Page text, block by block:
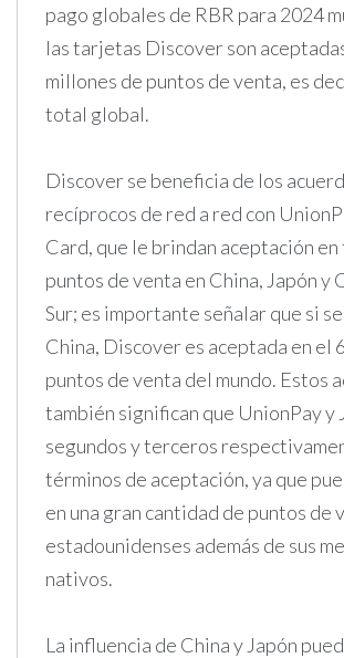
pago globales de RBR para 2024
las tarjetas Discover son
millones de puntos de venta, es
total global.
Discover se beneficia de los
recíprocos de red a red con
Card, que le brindan aceptación
puntos de venta en China, Japón y
Sur; es importante señalar que si
China, Discover es aceptada en el
puntos de venta del mundo. Estos
también significan que UnionPay y
segundos y terceros
términos de aceptación, ya que
en una gran cantidad de puntos de
estadounidenses además de sus
nativos.
La influencia de China y Japón